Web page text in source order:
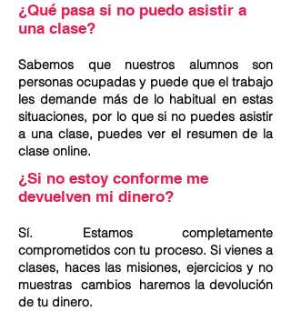
¿Qué pasa si no puedo asistir a
una clase?
Sabemos que nuestros alumnos son
personas ocupadas y puede que el trabajo
les demande más de lo habitual en estas
situaciones, por lo que si no puedes asistir
a una clase, puedes ver el resumen de la
clase online.
¿Si no estoy conforme me
devuelven mi dinero?
Sí. Estamos completamente
comprometidos con tu proceso. Si vienes a
clases, haces las misiones, ejercicios y no
muestras cambios haremos la devolución
de tu dinero.